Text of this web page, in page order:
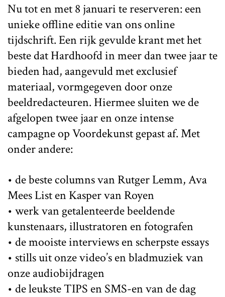
Nu tot en met 8 januari te reserveren: een
unieke offline editie van ons online
tijdschrift. Een rijk gevulde krant met het
beste dat Hardhoofd in meer dan twee jaar te
bieden had, aangevuld met exclusief
materiaal, vormgegeven door onze
beeldredacteuren. Hiermee sluiten we de
afgelopen twee jaar en onze intense
campagne op Voordekunst gepast af. Met
onder andere:
• de beste columns van Rutger Lemm, Ava
Mees List en Kasper van Royen
• werk van getalenteerde beeldende
kunstenaars, illustratoren en fotografen
• de mooiste interviews en scherpste essays
• stills uit onze video’s en bladmuziek van
onze audiobijdragen
• de leukste TIPS en SMS-en van de dag